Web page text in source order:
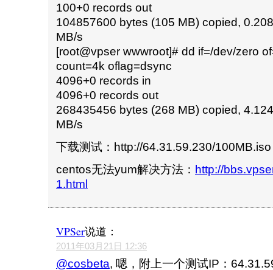
100+0 records out
104857600 bytes (105 MB) copied,
MB/s
[root@vpser wwwroot]# dd if=/dev/zero
count=4k oflag=dsync
4096+0 records in
4096+0 records out
268435456 bytes (268 MB) copied,
MB/s
下载测试：http://64.31.59.230/100MB.iso
centos无法yum解决方法： http://
1.html
VPSer说道：
2011年03月21日 12:36
@cosbeta, 嗯，附上一个测试IP：